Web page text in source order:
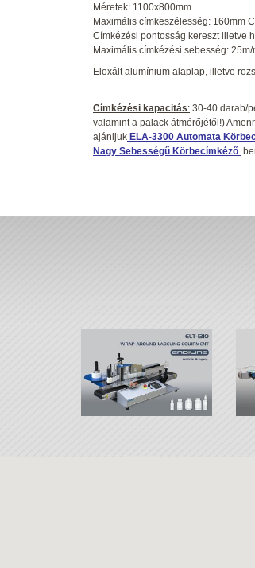
Méretek: 1100x800mm
Maximális címkeszélesség: 160mm
Címkézési pontosság kereszt illetve
Maximális címkézési sebesség: 25m/
Eloxált alumínium alaplap, illetve
Címkézési kapacitás: 30-40 darab/
valamint a palack átmérőjétől!)
ajánljuk ELA-3300 Automata
Nagy Sebességű Körbecímkéző